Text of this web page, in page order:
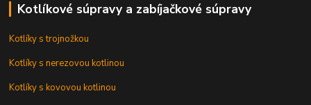
Kotlíkové súpravy a zabíjačkové súpravy
Kotlíky s trojnožkou
Kotlíky s nerezovou kotlinou
Kotlíky s kovovou kotlinou